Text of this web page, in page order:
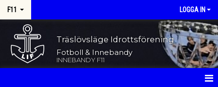
F11 LOGGA IN
Träslövsläge Idrottsförening
Fotboll & Innebandy
INNEBANDY F11